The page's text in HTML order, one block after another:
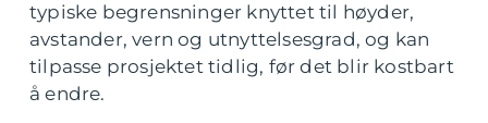
typiske begrensninger knyttet til høyder,
avstander, vern og utnyttelsesgrad, og kan
tilpasse prosjektet tidlig, før det blir kostbart
å endre.